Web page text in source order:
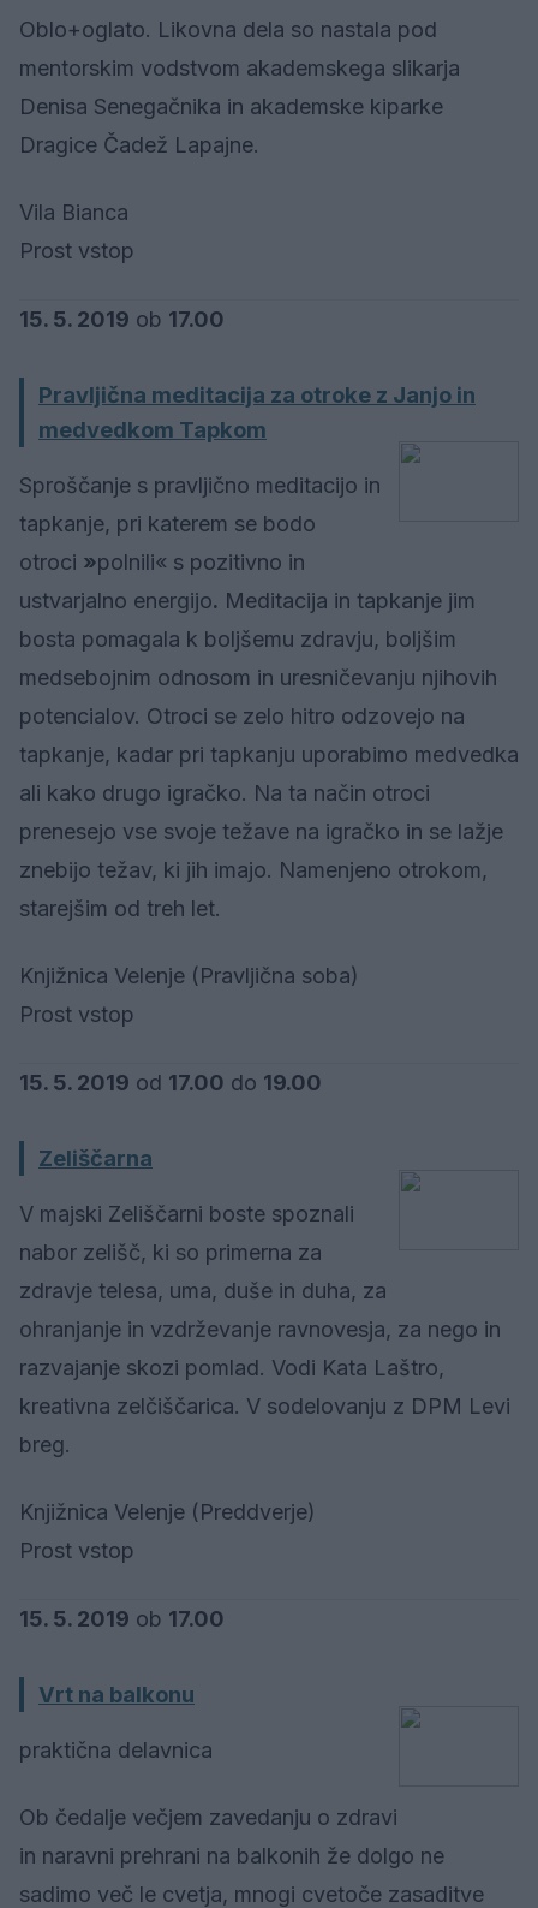
Oblo+oglato. Likovna dela so nastala pod
mentorskim vodstvom akademskega slikarja
Denisa Senegačnika in akademske kiparke
Dragice Čadež Lapajne.
Vila Bianca
Prost vstop
15. 5. 2019 ob 17.00
Pravljična meditacija za otroke z Janjo in
medvedkom Tapkom
Sproščanje s pravljično meditacijo in
tapkanje, pri katerem se bodo
otroci »polnili« s pozitivno in
ustvarjalno energijo. Meditacija in tapkanje jim
bosta pomagala k boljšemu zdravju, boljšim
medsebojnim odnosom in uresničevanju njihovih
potencialov. Otroci se zelo hitro odzovejo na
tapkanje, kadar pri tapkanju uporabimo medvedka
ali kako drugo igračko. Na ta način otroci
prenesejo vse svoje težave na igračko in se lažje
znebijo težav, ki jih imajo. Namenjeno otrokom,
starejšim od treh let.
Knjižnica Velenje (Pravljična soba)
Prost vstop
15. 5. 2019 od 17.00 do 19.00
Zeliščarna
V majski Zeliščarni boste spoznali
nabor zelišč, ki so primerna za
zdravje telesa, uma, duše in duha, za
ohranjanje in vzdrževanje ravnovesja, za nego in
razvajanje skozi pomlad. Vodi Kata Laštro,
kreativna zelčiščarica. V sodelovanju z DPM Levi
breg.
Knjižnica Velenje (Preddverje)
Prost vstop
15. 5. 2019 ob 17.00
Vrt na balkonu
praktična delavnica
Ob čedalje večjem zavedanju o zdravi
in naravni prehrani na balkonih že dolgo ne
sadimo več le cvetja, mnogi cvetoče zasaditve